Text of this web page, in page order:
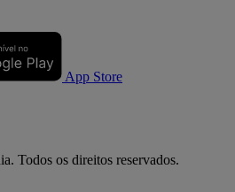
App Store
Todos os direitos reservados.